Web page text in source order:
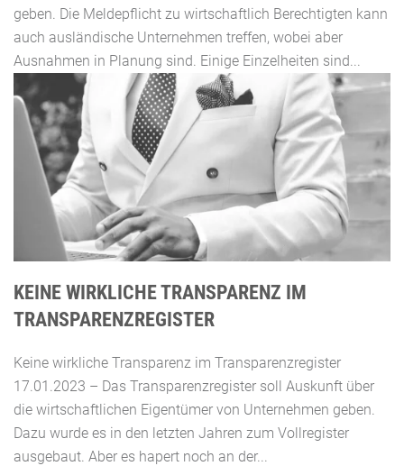
geben. Die Meldepflicht zu wirtschaftlich Berechtigten kann
auch ausländische Unternehmen treffen, wobei aber
Ausnahmen in Planung sind. Einige Einzelheiten sind...
KEINE WIRKLICHE TRANSPARENZ IM
TRANSPARENZREGISTER
Keine wirkliche Transparenz im Transparenzregister
17.01.2023 – Das Transparenzregister soll Auskunft über
die wirtschaftlichen Eigentümer von Unternehmen geben.
Dazu wurde es in den letzten Jahren zum Vollregister
ausgebaut. Aber es hapert noch an der...